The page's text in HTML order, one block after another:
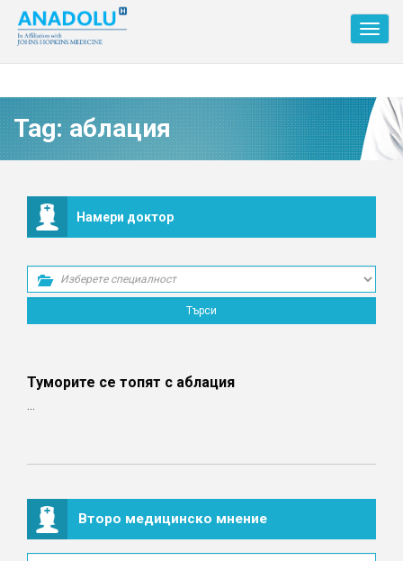
Tag:аблация
Намери доктор
Туморите се топят с аблация
Второ медицинско мнение